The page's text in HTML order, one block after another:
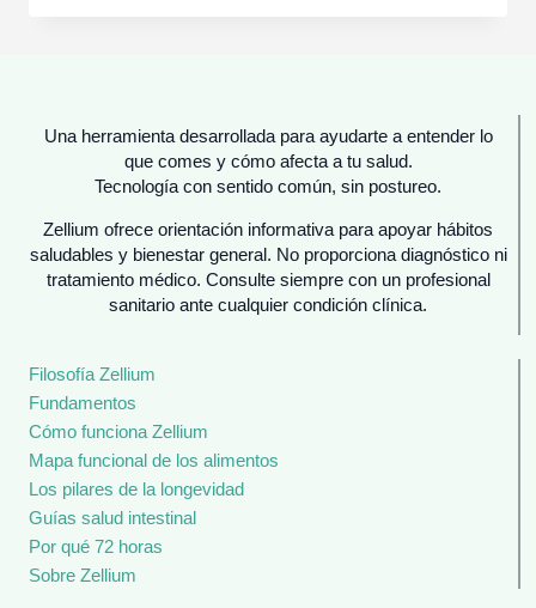
Una herramienta desarrollada para ayudarte a entender lo
que comes y cómo afecta a tu salud.
Tecnología con sentido común, sin postureo.
Zellium ofrece orientación informativa para apoyar hábitos
saludables y bienestar general. No proporciona diagnóstico ni
tratamiento médico. Consulte siempre con un profesional
sanitario ante cualquier condición clínica.
Filosofía Zellium
Fundamentos
Cómo funciona Zellium
Mapa funcional de los alimentos
Los pilares de la longevidad
Guías salud intestinal
Por qué 72 horas
Sobre Zellium